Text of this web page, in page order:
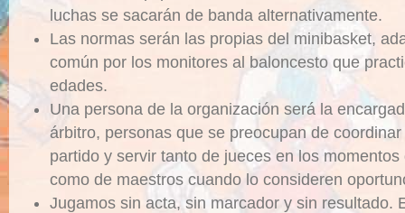
luchas se sacarán de banda alternativamente.
Las normas serán las propias del minibasket,
común por los monitores al baloncesto que
edades.
Una persona de la organización será la
árbitro, personas que se preocupan de
partido y servir tanto de jueces en los
como de maestros cuando lo consideren
Jugamos sin acta, sin marcador y sin resultado.